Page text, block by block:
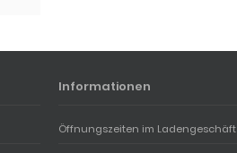
Informationen
Öffnungszeiten im Ladengeschäft